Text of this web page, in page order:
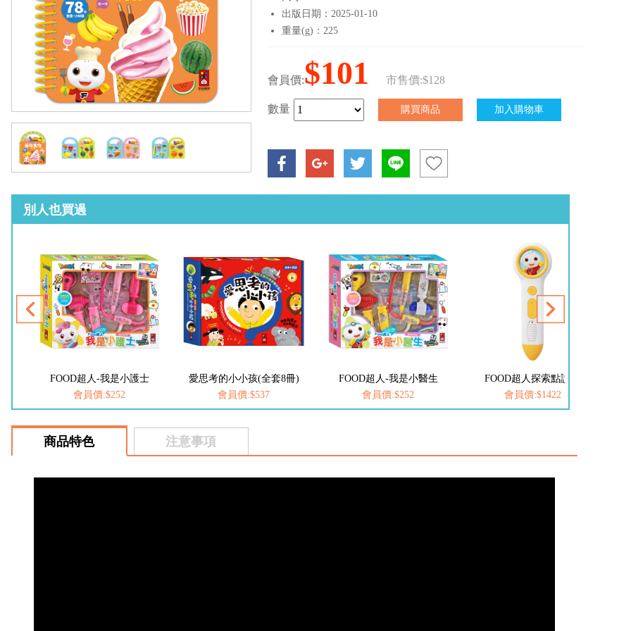
出版日期：2025-01-10
重量(g)：225
會員價:$101 市售價:$128
數量
別人也買過
FOOD超人-我是小護士
會員價:$252
愛思考的小小孩(全套8冊)
會員價:$537
FOOD超人-我是小醫生
會員價:$252
FOOD超人探索點讀筆
會員價:$1422
商品特色 注意事項